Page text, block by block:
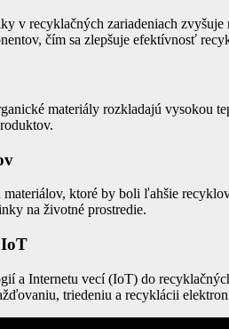
v recyklačných zariadeniach
čím sa zlepšuje efektívnosť
materiály rozkladajú vysokou
ktoré by boli ľahšie
na životné prostredie.
IoT
a Internetu vecí (IoT) do
triedeniu a recyklácii